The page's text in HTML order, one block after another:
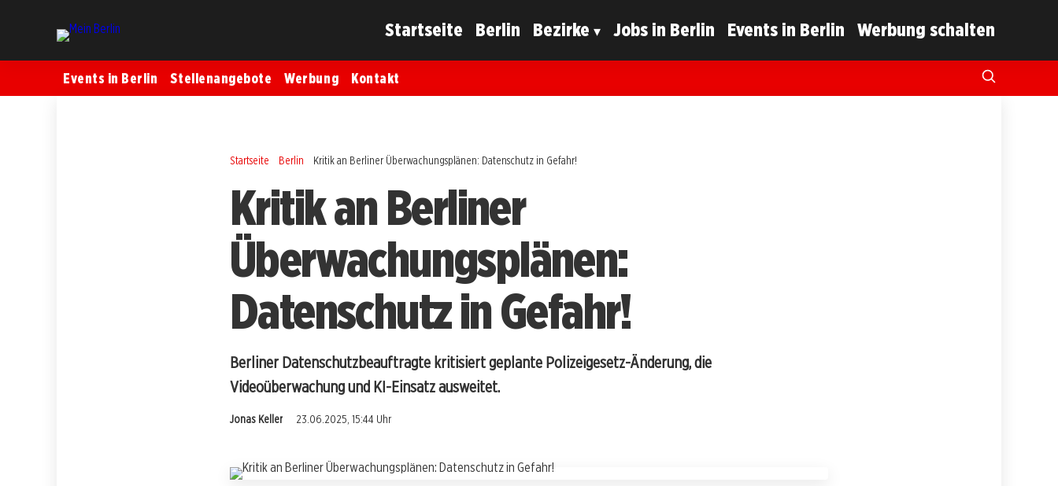
Startseite Berlin Bezirke Jobs in Berlin Events in Berlin Werbung schalten
Events in Berlin Stellenangebote Werbung Kontakt
Startseite Berlin Kritik an Berliner Überwachungsplänen: Datenschutz in Gefahr!
Kritik an Berliner
Überwachungsplänen:
Datenschutz in Gefahr!
Berliner Datenschutzbeauftragte kritisiert geplante Polizeigesetz-Änderung, die
Videoüberwachung und KI-Einsatz ausweitet.
Jonas Keller 23.06.2025, 15:44 Uhr